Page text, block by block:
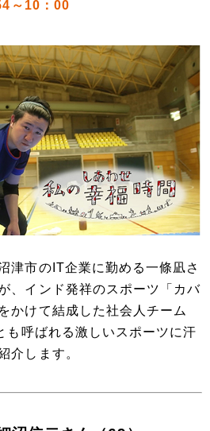
～10：00
津市のIT企業に勤める一條凪さ
、インド発祥のスポーツ「カバ
かけて結成した社会人チーム
も呼ばれる激しいスポーツに汗
介します。